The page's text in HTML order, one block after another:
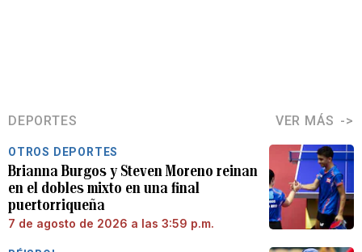
DEPORTES VER MÁS
OTROS DEPORTES
Brianna Burgos y Steven Moreno reinan
en el dobles mixto en una final
puertorriqueña
7 de agosto de 2026 a las 3:59 p.m.